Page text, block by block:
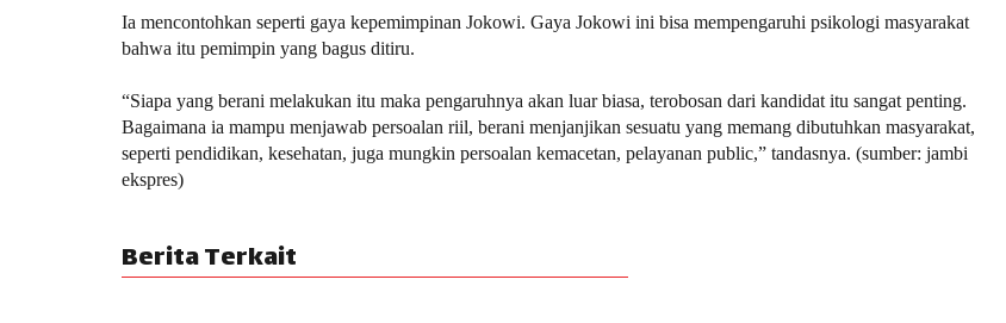
Ia mencontohkan seperti gaya kepemimpinan Jokowi. Gaya Jokowi ini bisa mempengaruhi psikologi masyarakat
bahwa itu pemimpin yang bagus ditiru.
“Siapa yang berani melakukan itu maka pengaruhnya akan luar biasa, terobosan dari kandidat itu sangat penting.
Bagaimana ia mampu menjawab persoalan riil, berani menjanjikan sesuatu yang memang dibutuhkan masyarakat,
seperti pendidikan, kesehatan, juga mungkin persoalan kemacetan, pelayanan public,” tandasnya. (sumber: jambi
ekspres)
Berita Terkait